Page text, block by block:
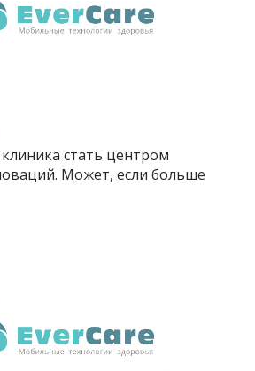
стать центром
Может, если больше